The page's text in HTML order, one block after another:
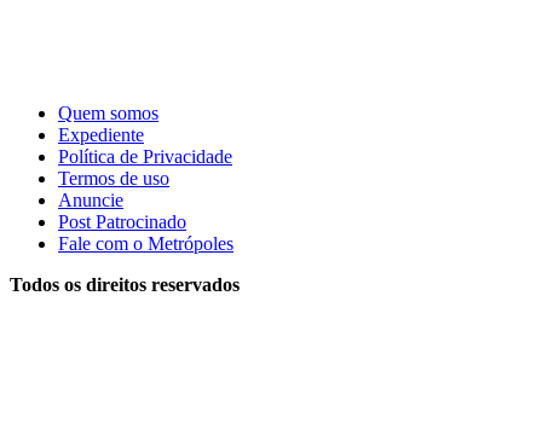
Quem somos
Expediente
Política de Privacidade
Termos de uso
Anuncie
Post Patrocinado
Fale com o Metrópoles
Todos os direitos reservados